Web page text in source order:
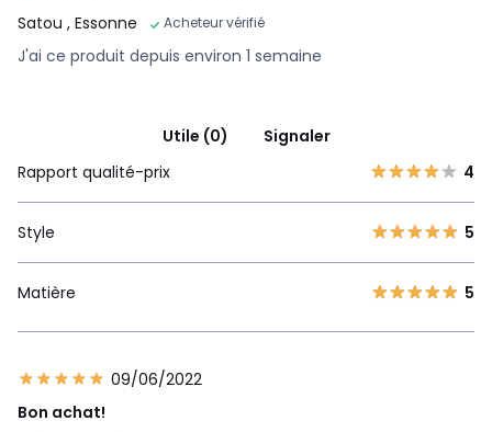
Satou , Essonne Acheteur vérifié
J'ai ce produit depuis environ 1 semaine
Utile (0)
Signaler
Rapport qualité-prix
4
Style 5
Matière 5
09/06/2022
Bon achat!